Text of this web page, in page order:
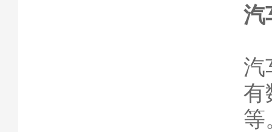
汽
汽
有
等